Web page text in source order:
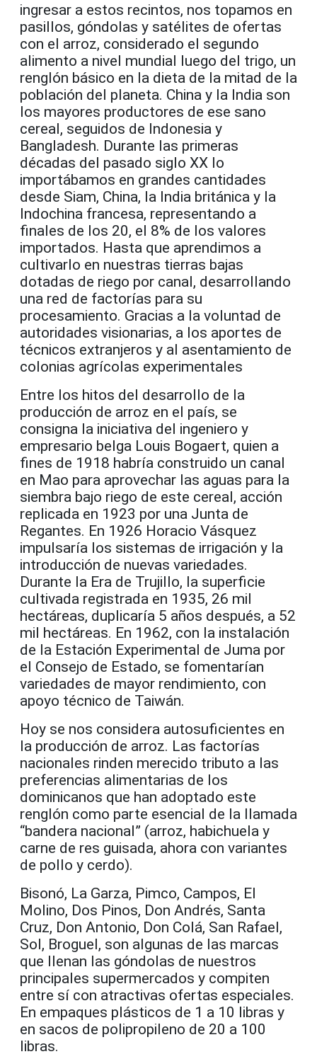
ingresar a estos recintos, nos topamos en
pasillos, góndolas y satélites de ofertas
con el arroz, considerado el segundo
alimento a nivel mundial luego del trigo, un
renglón básico en la dieta de la mitad de la
población del planeta. China y la India son
los mayores productores de ese sano
cereal, seguidos de Indonesia y
Bangladesh. Durante las primeras
décadas del pasado siglo XX lo
importábamos en grandes cantidades
desde Siam, China, la India británica y la
Indochina francesa, representando a
finales de los 20, el 8% de los valores
importados. Hasta que aprendimos a
cultivarlo en nuestras tierras bajas
dotadas de riego por canal, desarrollando
una red de factorías para su
procesamiento. Gracias a la voluntad de
autoridades visionarias, a los aportes de
técnicos extranjeros y al asentamiento de
colonias agrícolas experimentales
Entre los hitos del desarrollo de la
producción de arroz en el país, se
consigna la iniciativa del ingeniero y
empresario belga Louis Bogaert, quien a
fines de 1918 habría construido un canal
en Mao para aprovechar las aguas para la
siembra bajo riego de este cereal, acción
replicada en 1923 por una Junta de
Regantes. En 1926 Horacio Vásquez
impulsaría los sistemas de irrigación y la
introducción de nuevas variedades.
Durante la Era de Trujillo, la superficie
cultivada registrada en 1935, 26 mil
hectáreas, duplicaría 5 años después, a 52
mil hectáreas. En 1962, con la instalación
de la Estación Experimental de Juma por
el Consejo de Estado, se fomentarían
variedades de mayor rendimiento, con
apoyo técnico de Taiwán.
Hoy se nos considera autosuficientes en
la producción de arroz. Las factorías
nacionales rinden merecido tributo a las
preferencias alimentarias de los
dominicanos que han adoptado este
renglón como parte esencial de la llamada
“bandera nacional” (arroz, habichuela y
carne de res guisada, ahora con variantes
de pollo y cerdo).
Bisonó, La Garza, Pimco, Campos, El
Molino, Dos Pinos, Don Andrés, Santa
Cruz, Don Antonio, Don Colá, San Rafael,
Sol, Broguel, son algunas de las marcas
que llenan las góndolas de nuestros
principales supermercados y compiten
entre sí con atractivas ofertas especiales.
En empaques plásticos de 1 a 10 libras y
en sacos de polipropileno de 20 a 100
libras.